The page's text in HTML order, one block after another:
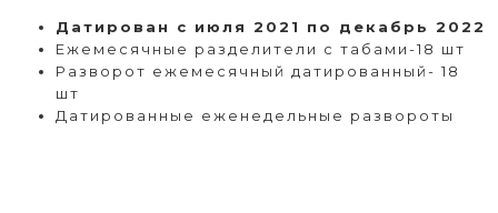
Датирован с июля 2021 по декабрь 2022
Ежемесячные разделители с табами-18 шт
Разворот ежемесячный датированный- 18
шт
Датированные еженедельные развороты